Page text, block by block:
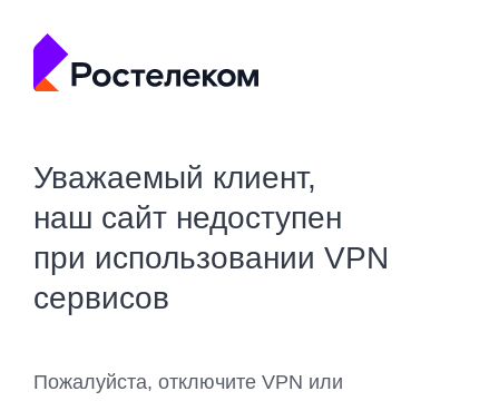
Уважаемый клиент,
наш сайт недоступен
при использовании VPN
сервисов
Пожалуйста, отключите VPN или